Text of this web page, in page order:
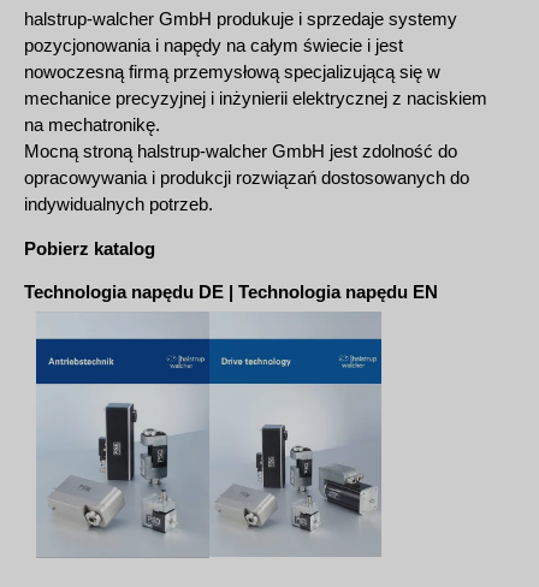
halstrup-walcher GmbH produkuje i sprzedaje systemy
pozycjonowania i napędy na całym świecie i jest
nowoczesną firmą przemysłową specjalizującą się w
mechanice precyzyjnej i inżynierii elektrycznej z naciskiem
na mechatronikę.
Mocną stroną halstrup-walcher GmbH jest zdolność do
opracowywania i produkcji rozwiązań dostosowanych do
indywidualnych potrzeb.
Pobierz katalog
Technologia napędu DE | Technologia napędu EN